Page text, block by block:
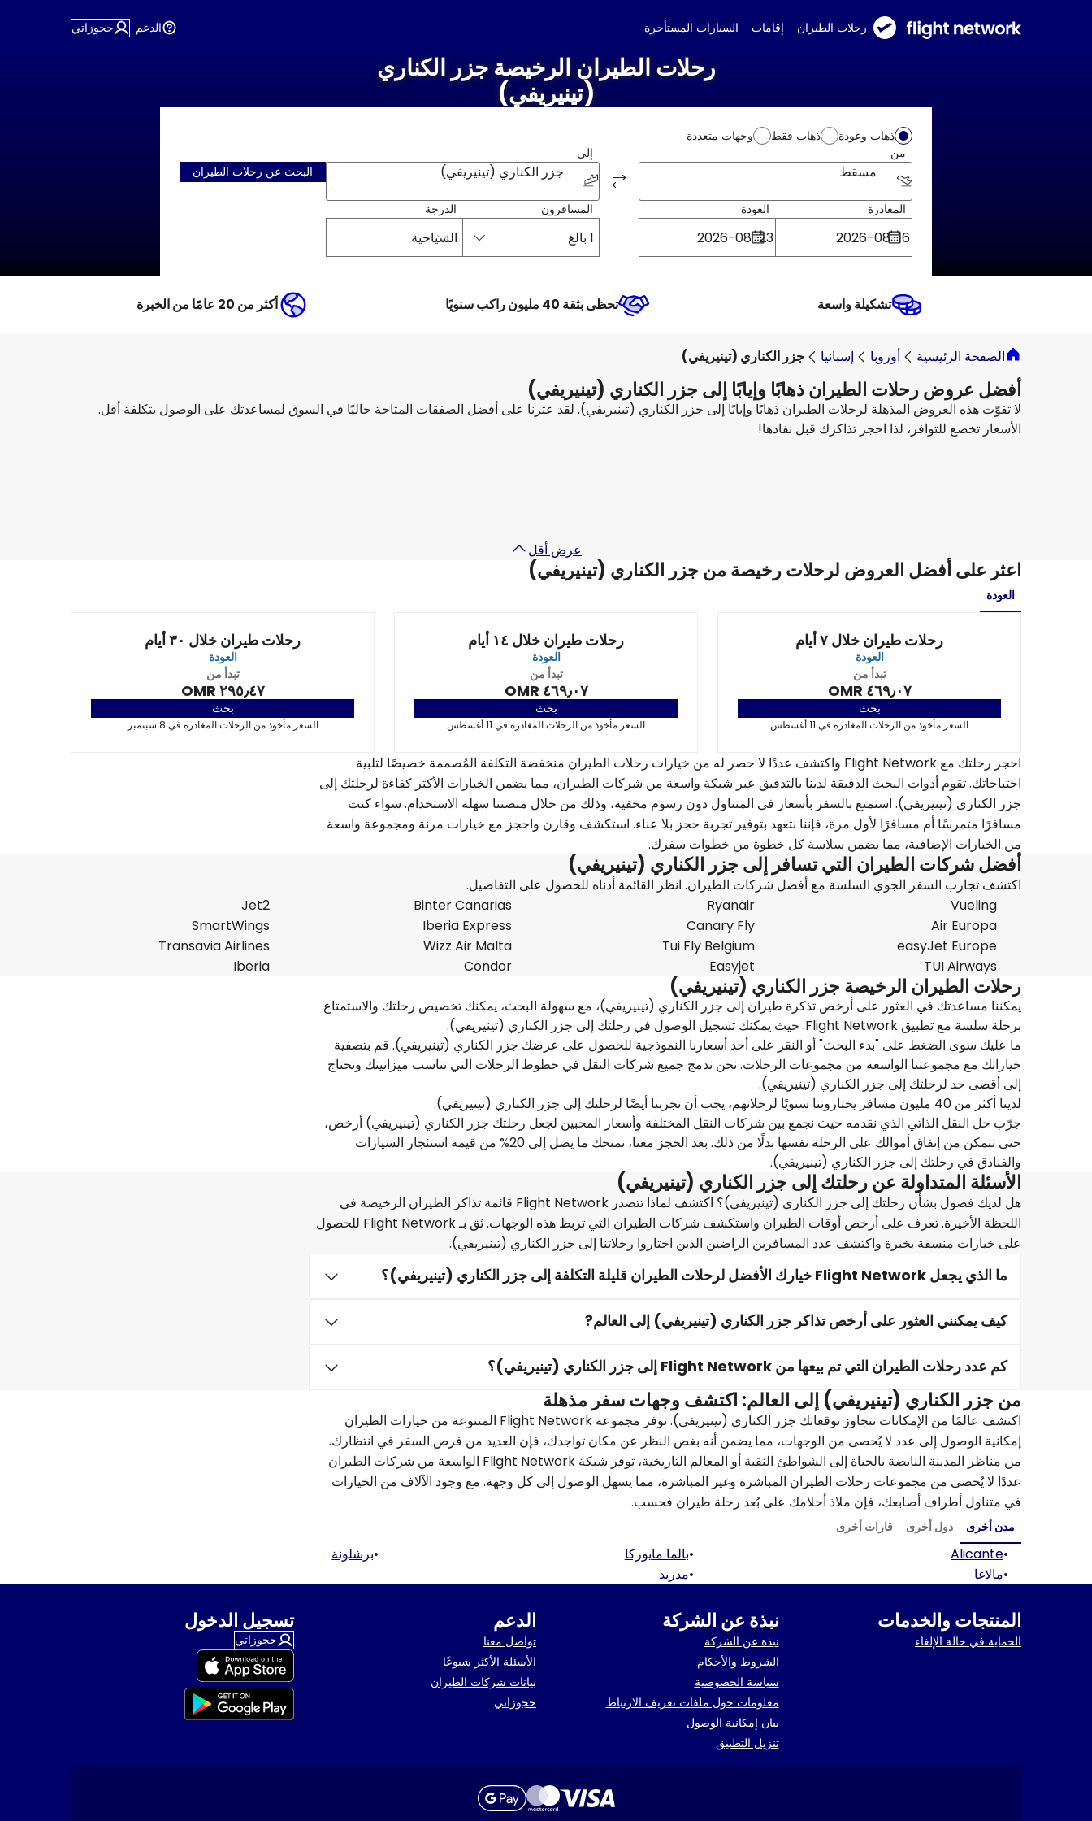
رحلات الطيران إقامات السيارات المستأجرة الدعم حجوزاتي
رحلات الطيران الرخيصة جزر الكناري
(تينيريفي)
ذهاب وعودة ذهاب فقط
وجهات متعددة
من
مسقط
إلى
جزر الكناري (تينيريفي)
المغادرة العودة المسافرون
1 بالغ
الدرجة
السياحية
البحث عن رحلات الطيران
تشكيلة واسعة تحظى بثقة 40 مليون راكب سنويًا أكثر من 20 عامًا من الخبرة
الصفحة الرئيسية أوروبا إسبانيا جزر الكناري (تينيريفي)
أفضل عروض رحلات الطيران ذهابًا وإيابًا إلى جزر الكناري (تينيريفي)
لا تفوّت هذه العروض المذهلة لرحلات الطيران ذهابًا وإيابًا إلى جزر الكناري (تينيريفي). لقد عثرنا على أفضل الصفقات المتاحة حاليًا في السوق لمساعدتك على الوصول بتكلفة أقل.
الأسعار تخضع للتوافر، لذا احجز تذاكرك قبل نفادها!
عرض أقل
اعثر على أفضل العروض لرحلات رخيصة من جزر الكناري (تينيريفي)
العودة
رحلات طيران خلال ٧ أيام
العودة
تبدأ من
٤٦٩٫٠٧ OMR
بحث
السعر مأخوذ من الرحلات المغادرة في 11 أغسطس
رحلات طيران خلال ١٤ أيام
العودة
تبدأ من
٤٦٩٫٠٧ OMR
بحث
السعر مأخوذ من الرحلات المغادرة في 11 أغسطس
رحلات طيران خلال ٣٠ أيام
العودة
تبدأ من
٢٩٥٫٤٧ OMR
بحث
السعر مأخوذ من الرحلات المغادرة في 8 سبتمبر
احجز رحلتك مع Flight Network واكتشف عددًا لا حصر له من خيارات رحلات الطيران منخفضة التكلفة المُصممة خصيصًا لتلبية
احتياجاتك. تقوم أدوات البحث الدقيقة لدينا بالتدقيق عبر شبكة واسعة من شركات الطيران، مما يضمن الخيارات الأكثر كفاءة لرحلتك إلى
جزر الكناري (تينيريفي). استمتع بالسفر بأسعار في المتناول دون رسوم مخفية، وذلك من خلال منصتنا سهلة الاستخدام. سواء كنت
مسافرًا متمرسًا أم مسافرًا لأول مرة، فإننا نتعهد بتوفير تجربة حجز بلا عناء. استكشف وقارن واحجز مع خيارات مرنة ومجموعة واسعة
من الخيارات الإضافية، مما يضمن سلاسة كل خطوة من خطوات سفرك.
أفضل شركات الطيران التي تسافر إلى جزر الكناري (تينيريفي)
اكتشف تجارب السفر الجوي السلسة مع أفضل شركات الطيران. انظر القائمة أدناه للحصول على التفاصيل.
Vueling
Ryanair
Binter Canarias
Jet2
Air Europa
Canary Fly
Iberia Express
SmartWings
easyJet Europe
Tui Fly Belgium
Wizz Air Malta
Transavia Airlines
TUI Airways
Easyjet
Condor
Iberia
رحلات الطيران الرخيصة جزر الكناري (تينيريفي)
يمكننا مساعدتك في العثور على أرخص تذكرة طيران إلى جزر الكناري (تينيريفي)، مع سهولة البحث، يمكنك تخصيص رحلتك والاستمتاع
برحلة سلسة مع تطبيق Flight Network. حيث يمكنك تسجيل الوصول في رحلتك إلى جزر الكناري (تينيريفي).
ما عليك سوى الضغط على "بدء البحث" أو النقر على أحد أسعارنا النموذجية للحصول على عرضك جزر الكناري (تينيريفي). قم بتصفية
خياراتك مع مجموعتنا الواسعة من مجموعات الرحلات. نحن ندمج جميع شركات النقل في خطوط الرحلات التي تناسب ميزانيتك وتحتاج
إلى أقصى حد لرحلتك إلى جزر الكناري (تينيريفي).
لدينا أكثر من 40 مليون مسافر يختاروننا سنويًا لرحلاتهم، يجب أن تجربنا أيضًا لرحلتك إلى جزر الكناري (تينيريفي).
جرّب حل النقل الذاتي الذي نقدمه حيث نجمع بين شركات النقل المختلفة وأسعار المحبين لجعل رحلتك جزر الكناري (تينيريفي) أرخص،
حتى تتمكن من إنفاق أموالك على الرحلة نفسها بدلًا من ذلك. بعد الحجز معنا، نمنحك ما يصل إلى 20% من قيمة استئجار السيارات
والفنادق في رحلتك إلى جزر الكناري (تينيريفي).
الأسئلة المتداولة عن رحلتك إلى جزر الكناري (تينيريفي)
هل لديك فضول بشأن رحلتك إلى جزر الكناري (تينيريفي)؟ اكتشف لماذا تتصدر Flight Network قائمة تذاكر الطيران الرخيصة في
اللحظة الأخيرة. تعرف على أرخص أوقات الطيران واستكشف شركات الطيران التي تربط هذه الوجهات. ثق بـ Flight Network للحصول
على خيارات منسقة بخبرة واكتشف عدد المسافرين الراضين الذين اختاروا رحلاتنا إلى جزر الكناري (تينيريفي).
ما الذي يجعل Flight Network خيارك الأفضل لرحلات الطيران قليلة التكلفة إلى جزر الكناري (تينيريفي)؟
كيف يمكنني العثور على أرخص تذاكر جزر الكناري (تينيريفي) إلى العالم?
كم عدد رحلات الطيران التي تم بيعها من Flight Network إلى جزر الكناري (تينيريفي)؟
من جزر الكناري (تينيريفي) إلى العالم: اكتشف وجهات سفر مذهلة
اكتشف عالمًا من الإمكانات تتجاوز توقعاتك جزر الكناري (تينيريفي). توفر مجموعة Flight Network المتنوعة من خيارات الطيران
إمكانية الوصول إلى عدد لا يُحصى من الوجهات، مما يضمن أنه بغض النظر عن مكان تواجدك، فإن العديد من فرص السفر في انتظارك.
من مناظر المدينة النابضة بالحياة إلى الشواطئ النقية أو المعالم التاريخية، توفر شبكة Flight Network الواسعة من شركات الطيران
عددًا لا يُحصى من مجموعات رحلات الطيران المباشرة وغير المباشرة، مما يسهل الوصول إلى كل وجهة. مع وجود الآلاف من الخيارات
في متناول أطراف أصابعك، فإن ملاذ أحلامك على بُعد رحلة طيران فحسب.
مدن أخرى دول أخرى قارات أخرى
•
Alicante
•بالما مايوركا •برشلونة
•مالاغا •مدريد
المنتجات والخدمات
الحماية في حالة الإلغاء
نبذة عن الشركة
نبذة عن الشركة
الشروط والأحكام
سياسة الخصوصية
معلومات حول ملفات تعريف الارتباط
بيان إمكانية الوصول
تنزيل التطبيق
الدعم
تواصل معنا
الأسئلة الأكثر شيوعًا
بيانات شركات الطيران
حجوزاتي
تسجيل الدخول
حجوزاتي